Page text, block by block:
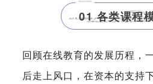
01 各类课程
回顾在线教育的发展历程，
后走上风口，在资本的支持